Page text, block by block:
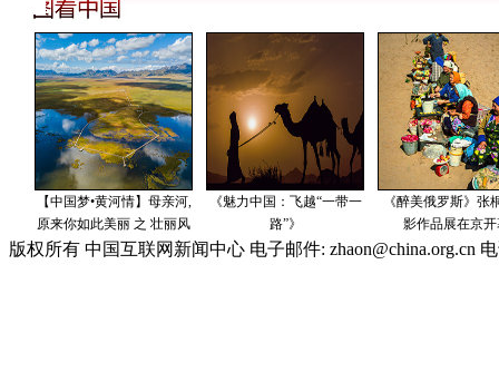
版权所有 中国互联网新闻中心 电子邮件: zhaon@china.org.cn